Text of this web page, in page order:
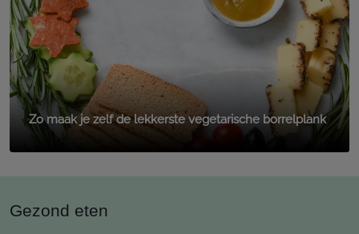
Zo maak je zelf de lekkerste vegetarische borrelplank
Gezond eten